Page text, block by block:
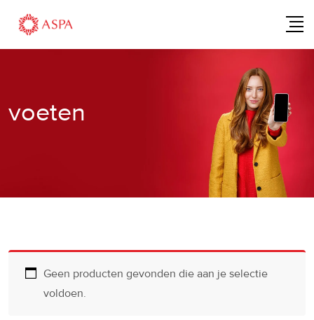
content
voeten
Geen producten gevonden die aan je selectie
voldoen.